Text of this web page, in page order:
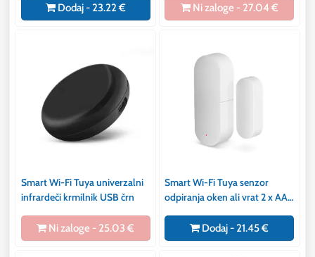
Dodaj - 23.22 €
Ni zaloge - 27.04 €
Smart Wi-Fi Tuya univerzalni
infrardeči krmilnik USB črn
Ni zaloge - 25.03 €
Smart Wi-Fi Tuya senzor
odpiranja oken ali vrat 2 x AAA
Dodaj - 21.45 €